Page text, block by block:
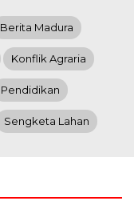
Berita Madura
Konflik Agraria
Pendidikan
Sengketa Lahan